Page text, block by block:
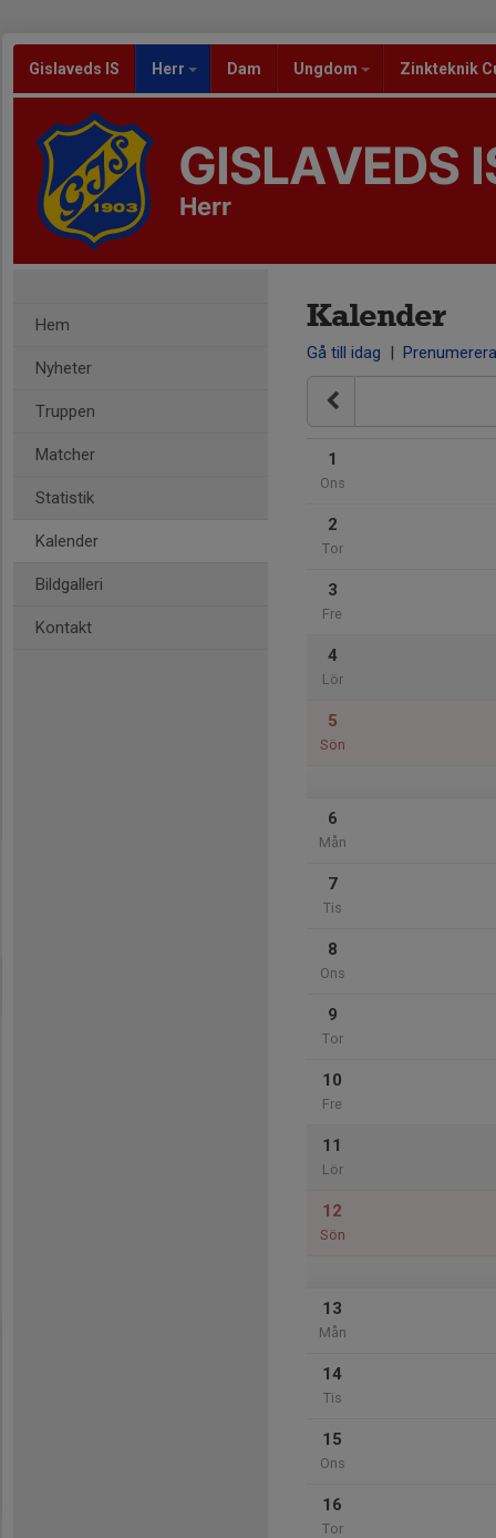
Gislaveds IS Herr Dam Ungdom Zinkteknik
GISLAVEDS
Herr
Hem
Nyheter
Truppen
Matcher
Statistik
Kalender
Bildgalleri
Kontakt
Kalender
Gå till idag | Prenumerera
1
Ons
2
Tor
3
Fre
4
Lör
5
Sön
6
Mån
7
Tis
8
Ons
9
Tor
10
Fre
11
Lör
12
Sön
13
Mån
14
Tis
15
Ons
16
Tor